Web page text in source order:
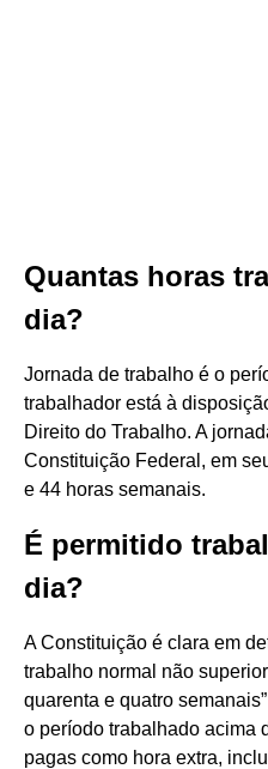
Quantas horas
dia?
Jornada de trabalho é o
trabalhador está à
Direito do Trabalho. A
Constituição Federal, em
e 44 horas semanais.
É permitido
dia?
A Constituição é clara em
trabalho normal não
quarenta e quatro
o período trabalhado acima
pagas como hora extra,